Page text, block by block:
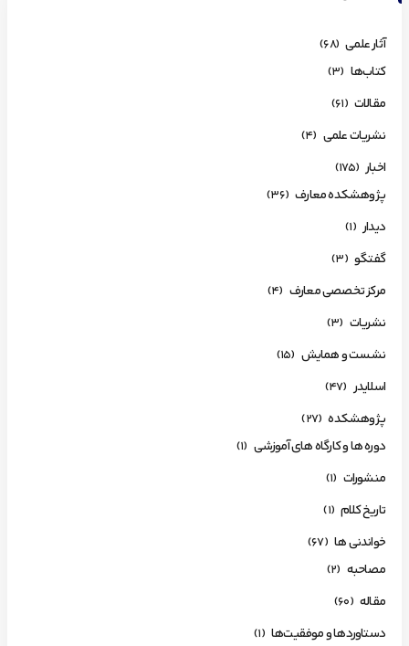
آثار علمی (68)
کتاب‌ها (3)
مقالات (61)
نشریات علمی (4)
اخبار (175)
پژوهشکده معارف (36)
دیدار (1)
گفتگو (3)
مرکز تخصصی معارف (4)
نشریات (3)
نشست و همایش (15)
اسلایدر (47)
پژوهشکده (27)
دوره ها و کارگاه های آموزشی (1)
منشورات (1)
تاریخ کلام (1)
خواندنی ها (67)
مصاحبه (2)
مقاله (60)
دستاوردها و موفقیت‌ها (1)